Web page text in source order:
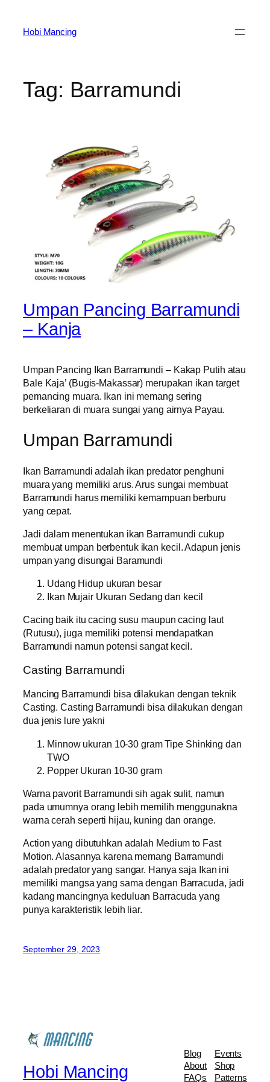
contentHobi Mancing
Tag: Barramundi
Umpan Pancing Barramundi
– Kanja
Umpan Pancing Ikan Barramundi – Kakap Putih atau
Bale Kaja’ (Bugis-Makassar) merupakan ikan target
pemancing muara. Ikan ini memang sering
berkeliaran di muara sungai yang airnya Payau.
Umpan Barramundi
Ikan Barramundi adalah ikan predator penghuni
muara yang memiliki arus. Arus sungai membuat
Barramundi harus memiliki kemampuan berburu
yang cepat.
Jadi dalam menentukan ikan Barramundi cukup
membuat umpan berbentuk ikan kecil. Adapun jenis
umpan yang disungai Baramundi
Udang Hidup ukuran besar
Ikan Mujair Ukuran Sedang dan kecil
Cacing baik itu cacing susu maupun cacing laut
(Rutusu), juga memiliki potensi mendapatkan
Barramundi namun potensi sangat kecil.
Casting Barramundi
Mancing Barramundi bisa dilakukan dengan teknik
Casting. Casting Barramundi bisa dilakukan dengan
dua jenis lure yakni
Minnow ukuran 10-30 gram Tipe Shinking dan
TWO
Popper Ukuran 10-30 gram
Warna pavorit Barramundi sih agak sulit, namun
pada umumnya orang lebih memilih menggunakna
warna cerah seperti hijau, kuning dan orange.
Action yang dibutuhkan adalah Medium to Fast
Motion. Alasannya karena memang Barramundi
adalah predator yang sangar. Hanya saja Ikan ini
memiliki mangsa yang sama dengan Barracuda, jadi
kadang mancingnya keduluan Barracuda yang
punya karakteristik lebih liar.
September 29, 2023
Hobi Mancing
Blog
About
FAQs
Events
Shop
Patterns